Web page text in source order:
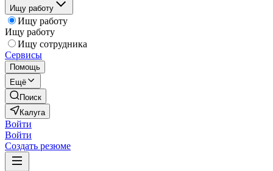
Ищу работу
Ищу работу
Ищу работу
Ищу сотрудника
Сервисы
Помощь
Ещё
Поиск
Калуга
Войти
Войти
Создать резюме